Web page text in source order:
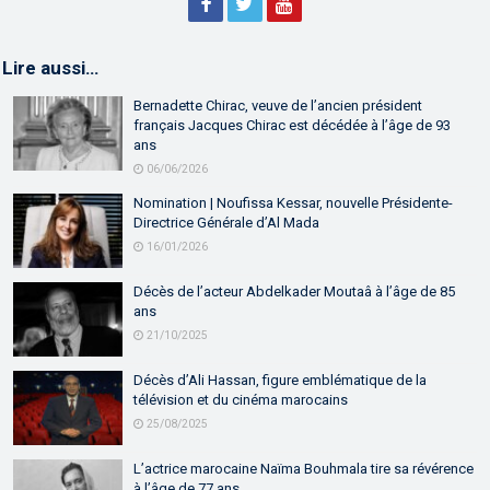
Lire aussi…
Bernadette Chirac, veuve de l’ancien président
français Jacques Chirac est décédée à l’âge de 93
ans
06/06/2026
Nomination | Noufissa Kessar, nouvelle Présidente-
Directrice Générale d’Al Mada
16/01/2026
Décès de l’acteur Abdelkader Moutaâ à l’âge de 85
ans
21/10/2025
Décès d’Ali Hassan, figure emblématique de la
télévision et du cinéma marocains
25/08/2025
L’actrice marocaine Naïma Bouhmala tire sa révérence